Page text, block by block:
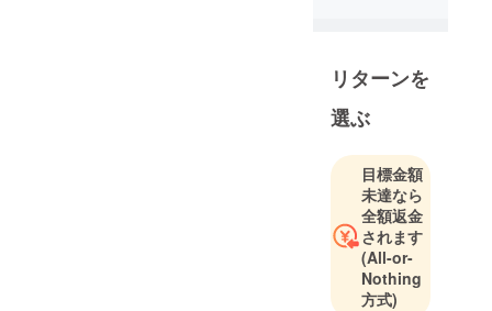
リターンを
選ぶ
目標金額
未達なら
全額返金
されます
(All-or-
Nothing
方式)